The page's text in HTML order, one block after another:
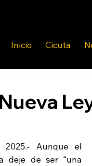
Inicio Cicuta
Aunque el
deje de ser “una